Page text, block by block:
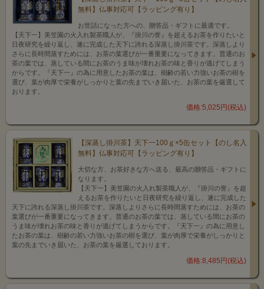
無料】仏事対応可【ラッピング有り】
お世話になった方への、贈答品・ギフトに最適です。
【天下一】美笠園の火入れ製茶職人が、『掛川の誉』を超えるお茶を作りたいと
日夜研究を繰り返し、遂に完成した天下に誇れる深蒸し掛川茶です。深蒸しより
さらに長時間蒸すためには、お茶の葉選びが一番重要になってきます。普通のお
茶の葉では、蒸している間にお茶のうま味が壊れお茶の味と香りが逃げてしまう
からです。『天下一』の為に用意したお茶の葉は、樹齢の若い力強いお茶の樹を
選び、葉が肉厚で栄養がしっかりと葉の先までいき届いた、お茶の葉を厳選して
おります。
価格:5,025円(税込)
【深蒸し掛川茶】天下一100ｇ×5缶セット【のし名入
無料】仏事対応可【ラッピング有り】
大切な方、お茶好きな方へ送る、最高の贈答品・ギフトに
なります。
【天下一】美笠園の火入れ製茶職人が、『掛川の誉』を超
えるお茶を作りたいと日夜研究を繰り返し、遂に完成した
天下に誇れる深蒸し掛川茶です。深蒸しよりさらに長時間蒸すためには、お茶の
葉選びが一番重要になってきます。普通のお茶の葉では、蒸している間にお茶の
うま味が壊れお茶の味と香りが逃げてしまうからです。『天下一』の為に用意し
たお茶の葉は、樹齢の若い力強いお茶の樹を選び、葉が肉厚で栄養がしっかりと
葉の先までいき届いた、お茶の葉を厳選しております。
価格:8,485円(税込)